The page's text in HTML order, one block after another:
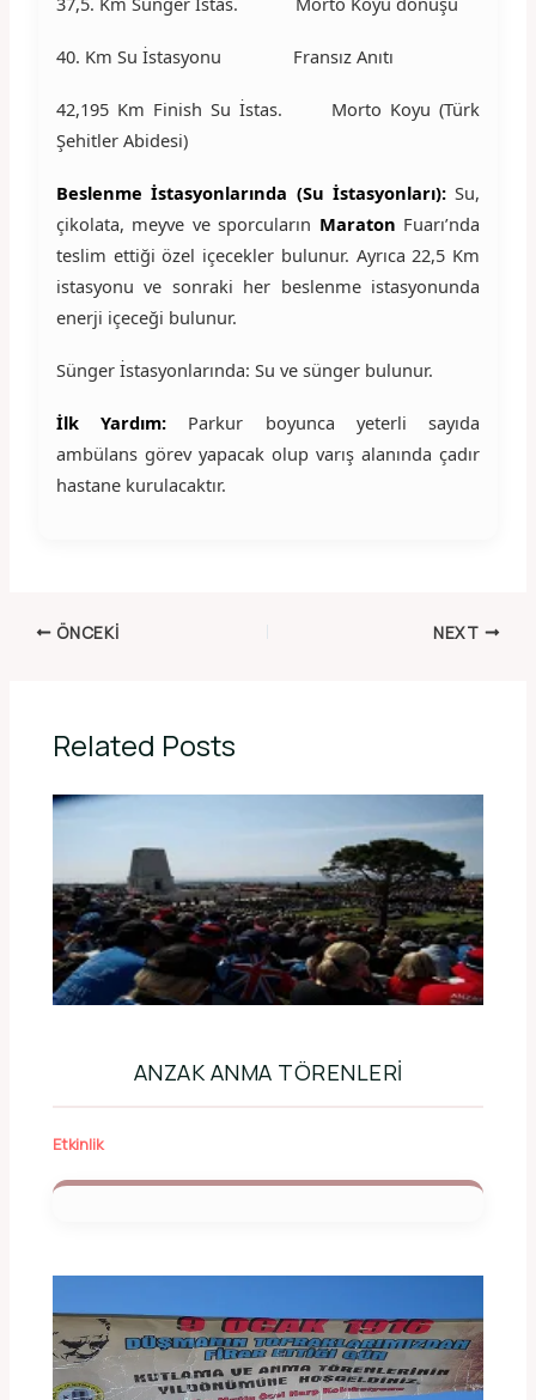
40. Km Su İstasyonu Fransız Anıtı
42,195 Km Finish Su İstas. Morto Koyu (Türk
Şehitler Abidesi)
Beslenme İstasyonlarında (Su İstasyonları):Su,
çikolata, meyve ve sporcuların Maraton Fuarı’nda
teslim ettiği özel içecekler bulunur. Ayrıca 22,5 Km
istasyonu ve sonraki her beslenme istasyonunda
enerji içeceği bulunur.
Sünger İstasyonlarında: Su ve sünger bulunur.
İlk Yardım: Parkur boyunca yeterli sayıda
ambülans görev yapacak olup varış alanında çadır
hastane kurulacaktır.
ÖNCEKI NEXT
Related Posts
ANZAK ANMA TÖRENLERI
Etkinlik